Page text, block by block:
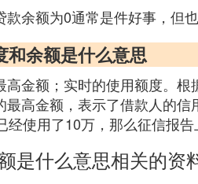
余额为0通常是件好事，但
和余额是什么意思
高金额；实时的使用额度。
高金额，表示了借款人的
使用了10万，那么征信报告
是什么意思相关的资